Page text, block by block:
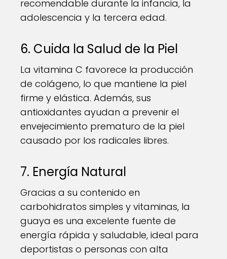
recomendable durante la infancia, la
adolescencia y la tercera edad.
6. Cuida la Salud de la Piel
La vitamina C favorece la producción
de colágeno, lo que mantiene la piel
firme y elástica. Además, sus
antioxidantes ayudan a prevenir el
envejecimiento prematuro de la piel
causado por los radicales libres.
7. Energía Natural
Gracias a su contenido en
carbohidratos simples y vitaminas, la
guaya es una excelente fuente de
energía rápida y saludable, ideal para
deportistas o personas con alta